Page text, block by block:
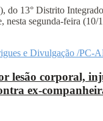
do 13° Distrito
nesta segunda-feira (10/
lesão corporal,
ex-